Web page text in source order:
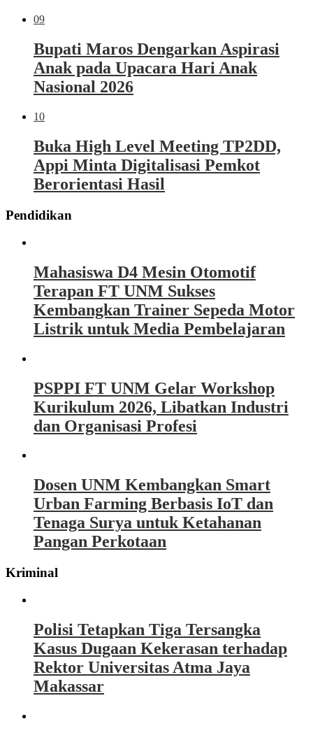
09
Bupati Maros Dengarkan Aspirasi
Anak pada Upacara Hari Anak
Nasional 2026
10
Buka High Level Meeting TP2DD,
Appi Minta Digitalisasi Pemkot
Berorientasi Hasil
Pendidikan
Mahasiswa D4 Mesin Otomotif
Terapan FT UNM Sukses
Kembangkan Trainer Sepeda Motor
Listrik untuk Media Pembelajaran
PSPPI FT UNM Gelar Workshop
Kurikulum 2026, Libatkan Industri
dan Organisasi Profesi
Dosen UNM Kembangkan Smart
Urban Farming Berbasis IoT dan
Tenaga Surya untuk Ketahanan
Pangan Perkotaan
Kriminal
Polisi Tetapkan Tiga Tersangka
Kasus Dugaan Kekerasan terhadap
Rektor Universitas Atma Jaya
Makassar